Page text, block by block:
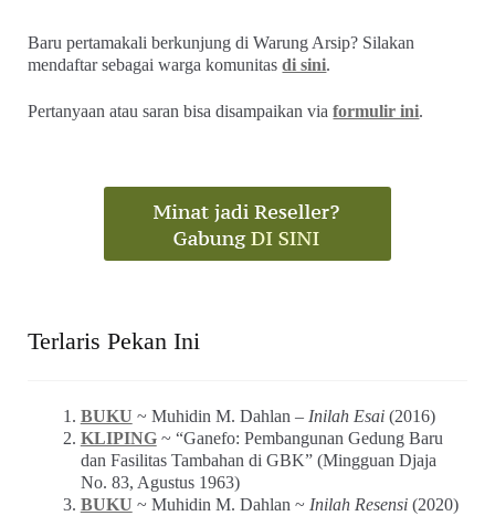
Baru pertamakali berkunjung di Warung Arsip? Silakan
mendaftar sebagai warga komunitasdi sini.
Pertanyaan atau saran bisa disampaikan viaformulir ini.
Terlaris Pekan Ini
BUKU ~ Muhidin M. Dahlan – Inilah Esai(2016)
KLIPING~ “Ganefo: Pembangunan Gedung Baru
dan Fasilitas Tambahan di GBK” (Mingguan Djaja
No. 83, Agustus 1963)
BUKU ~ Muhidin M. Dahlan ~ Inilah Resensi(2020)